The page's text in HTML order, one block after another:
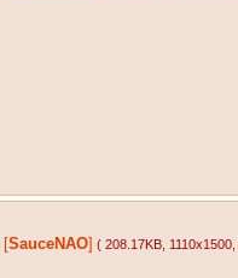
SauceNAO ( 208.17KB , 1110x1500